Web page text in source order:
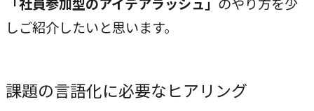
LHソリューション
しご紹介したいと思います。
課題の言語化に必要なヒアリング